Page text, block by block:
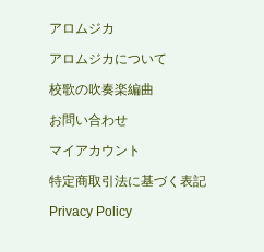
アロムジカ
アロムジカについて
校歌の吹奏楽編曲
お問い合わせ
マイアカウント
特定商取引法に基づく表記
Privacy Policy